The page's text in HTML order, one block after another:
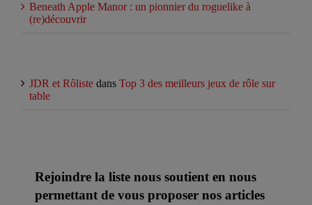
Beneath Apple Manor : un pionnier du roguelike à
(re)découvrir
JDR et Rôliste dans Top 3 des meilleurs jeux de rôle sur
table
Rejoindre la liste nous soutient en nous
permettant de vous proposer nos articles